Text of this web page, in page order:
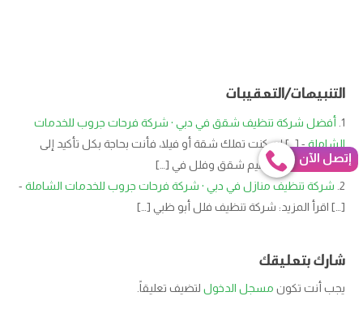
التنبيهات/التعقيبات
أفضل شركة تنظيف شقق في دبي · شركة فرحات جروب للخدمات
الشاملة - […] إن كنت تملك شقة أو فيلا، فأنت بحاجة بكل تأكيد إلى
خدمة تنظيف وتعقيم شقق وفلل في […]
شركة تنظيف منازل في دبي · شركة فرحات جروب للخدمات الشاملة -
[…] اقرأ المزيد: شركة تنظيف فلل أبو ظبي […]
شارك بتعليقك
يجب أنت تكون مسجل الدخول لتضيف تعليقاً.
إتصل الآن